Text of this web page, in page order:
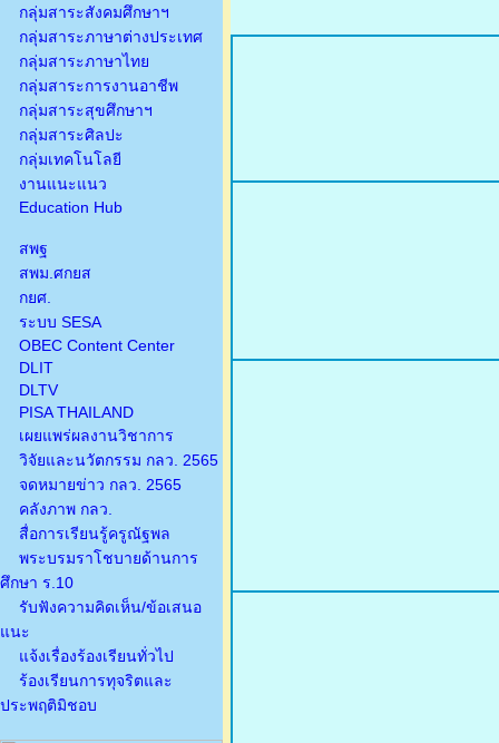
กลุ่มสาระสังคมศึกษาฯ
กลุ่มสาระภาษาต่างประเทศ
กลุ่มสาระภาษาไทย
กลุ่มสาระการงานอาชีพ
กลุ่มสาระสุขศึกษาฯ
กลุ่มสาระศิลปะ
กลุ่มเทคโนโลยี
งานแนะแนว
Education Hub
สพฐ
สพม.ศกยส
กยศ.
ระบบ SESA
OBEC Content Center
DLIT
DLTV
PISA THAILAND
เผยแพร่ผลงานวิชาการ
วิจัยและนวัตกรรม กลว. 2565
จดหมายข่าว กลว. 2565
คลังภาพ กลว.
สื่อการเรียนรู้ครูณัฐพล
พระบรมราโชบายด้านการ
ศึกษา ร.10
รับฟังความคิดเห็น/ข้อเสนอ
แนะ
แจ้งเรื่องร้องเรียนทั่วไป
ร้องเรียนการทุจริตและ
ประพฤติมิชอบ